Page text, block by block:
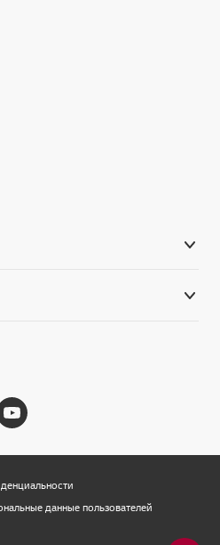
данные пользователей